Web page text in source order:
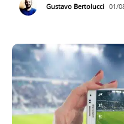
Gustavo Bertolucci 01/